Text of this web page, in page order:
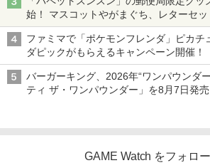
始！ マスコットやがまぐち、レターセ
ファミマで「ポケモンフレンダ」ピカチ
ダピックがもらえるキャンペーン開催！
バーガーキング、2026年“ワンパウンダ
ティ ザ・ワンパウンダー」を8月7日発売
GAME Watch をフォロ